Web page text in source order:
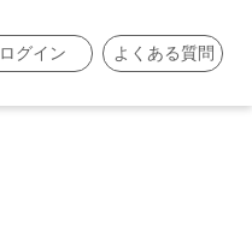
ログイン よくある質問